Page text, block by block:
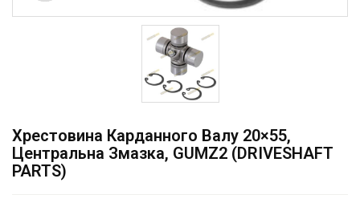
Хрестовина Карданного Валу 20×55,
Центральна Змазка, GUMZ2 (DRIVESHAFT
PARTS)